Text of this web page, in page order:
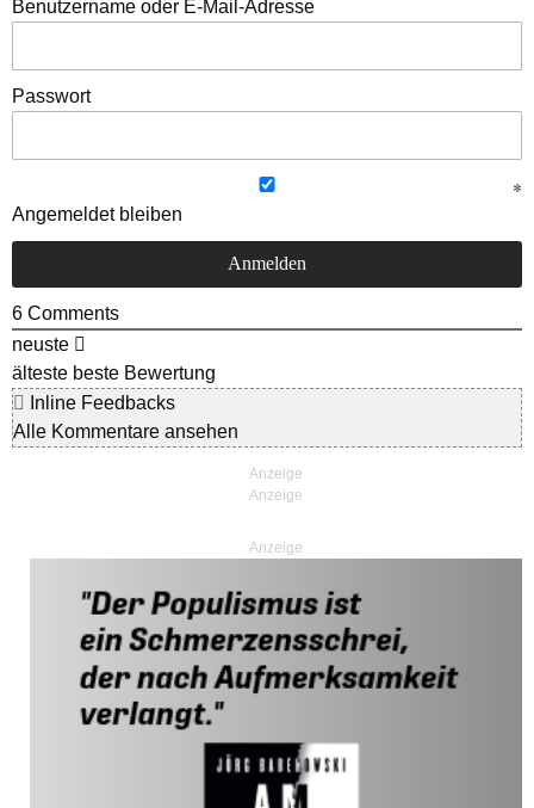
Benutzername oder E-Mail-Adresse
Passwort
Angemeldet bleiben
6 Comments
neuste
älteste beste Bewertung
Inline Feedbacks
Alle Kommentare ansehen
Anzeige